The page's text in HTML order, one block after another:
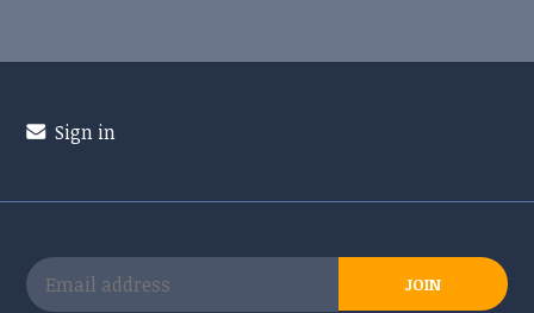
Sign in